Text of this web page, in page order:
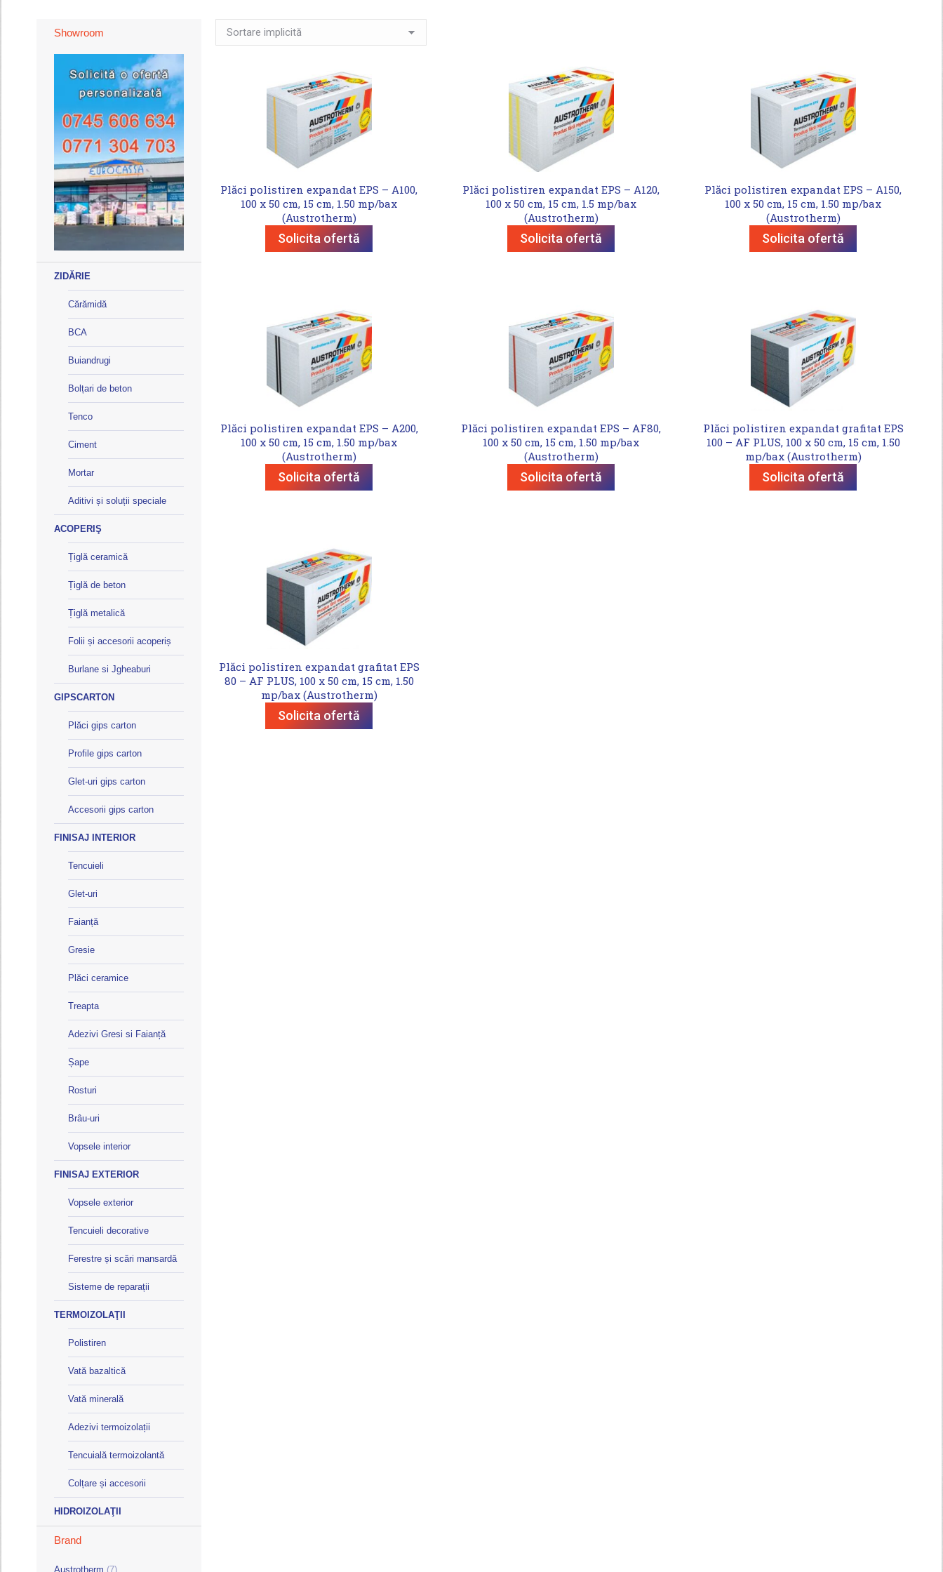
Plăci polistiren expandat EPS – A100,
100 x 50 cm, 15 cm, 1.50 mp/bax
(Austrotherm)
Solicita ofertă
Plăci polistiren expandat EPS – A120,
100 x 50 cm, 15 cm, 1.5 mp/bax
(Austrotherm)
Solicita ofertă
Plăci polistiren expandat EPS – A150,
100 x 50 cm, 15 cm, 1.50 mp/bax
(Austrotherm)
Solicita ofertă
Plăci polistiren expandat EPS – A200,
100 x 50 cm, 15 cm, 1.50 mp/bax
(Austrotherm)
Solicita ofertă
Plăci polistiren expandat EPS – AF80,
100 x 50 cm, 15 cm, 1.50 mp/bax
(Austrotherm)
Solicita ofertă
Plăci polistiren expandat grafitat EPS
100 – AF PLUS, 100 x 50 cm, 15 cm, 1.50
mp/bax (Austrotherm)
Solicita ofertă
Plăci polistiren expandat grafitat EPS
80 – AF PLUS, 100 x 50 cm, 15 cm, 1.50
mp/bax (Austrotherm)
Solicita ofertă
Showroom
ZIDĂRIE
Cărămidă
BCA
Buiandrugi
Bolțari de beton
Tenco
Ciment
Mortar
Aditivi și soluții speciale
ACOPERIŞ
Țiglă ceramică
Țiglă de beton
Țiglă metalică
Folii și accesorii acoperiș
Burlane si Jgheaburi
GIPSCARTON
Plăci gips carton
Profile gips carton
Glet-uri gips carton
Accesorii gips carton
FINISAJ INTERIOR
Tencuieli
Glet-uri
Faianță
Gresie
Plăci ceramice
Treapta
Adezivi Gresi si Faianță
Șape
Rosturi
Brâu-uri
Vopsele interior
FINISAJ EXTERIOR
Vopsele exterior
Tencuieli decorative
Ferestre și scări mansardă
Sisteme de reparații
TERMOIZOLAŢII
Polistiren
Vată bazaltică
Vată minerală
Adezivi termoizolații
Tencuială termoizolantă
Colțare și accesorii
HIDROIZOLAŢII
Brand
Austrotherm (7)